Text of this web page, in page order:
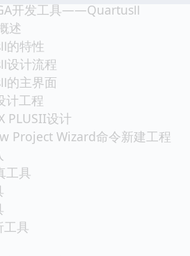
开发工具——QuartusⅡ
述
的特性
设计流程
的主界面
计工程
PLUSII设计
Project Wizard命令新建工程
工具
具